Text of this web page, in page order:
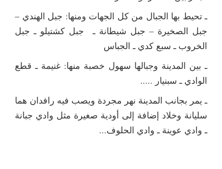
ـ تحيط بها الجبال من كل الجهات ومنها: جبل الهندي –
جبل الصخيرة – جبل شيطانة ـ جبل كشتيلو ـ جبل
الخروب ـ سبع كدي ـ الجباس
ـ بين المدينة وجبالها سهول خصبة منها: غنيمة ـ قطع
الوادي ـ سبنيار .....
ـ يمر بجانب المدينة نهر مجردة ويصب فيه رافدان هما
سليانة وخلاد إضافة إلى أودية صغيرة مثل وادي جبانة
ـ وادي عوينة ـ وادي الحلوف...